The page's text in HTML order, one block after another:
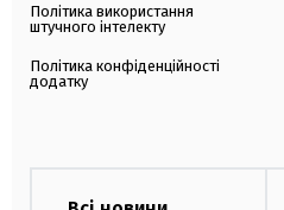
Політика використання
штучного інтелекту
Політика конфіденційності
додатку